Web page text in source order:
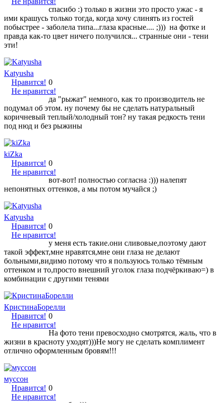
спасибо :) только в жизни это просто ужас - я
ими крашусь только тогда, когда хочу слинять из гостей
побыстрее - заболела типа...глаза красные.... ;))) на фотке и
правда как-то цвет ничего получился... странные они - тени
эти!
Katyusha
Нравится!
Не нравится!
0
да "рыжат" немного, как то производитель не
подумал об этом. ну почему бы не сделать натуральный
коричневый теплый/холодный тон? ну такая редкость тени
под нюд и без рыжины
kiZka
Нравится!
Не нравится!
0
вот-вот! полностью согласна :))) налепят
непонятных оттенков, а мы потом мучайся ;)
Katyusha
Нравится!
Не нравится!
0
у меня есть такие.они сливовые,поэтому дают
такой эффект,мне нравятся,мне они глаза не делают
больными,видимо потому что я пользуюсь только тёмным
оттенком и то,просто внешний уголок глаза подчёркиваю=) в
комбинации с другими тенями
КристинаБорелли
Нравится!
Не нравится!
0
На фото тени превосходно смотрятся, жаль, что в
жизни в красноту уходят)))Не могу не сделать комплимент
отлично оформленным бровям!!!
муссон
Нравится!
Не нравится!
0